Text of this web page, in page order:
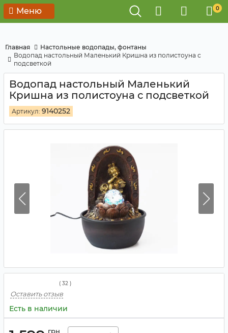
Меню 0
Главная
Настольные водопады, фонтаны
Водопад настольный Маленький Кришна из полистоуна с
подсветкой
Водопад настольный Маленький
Кришна из полистоуна с подсветкой
Артикул: 9140252
( 32 )
Оставить отзыв
Есть в наличии
грн